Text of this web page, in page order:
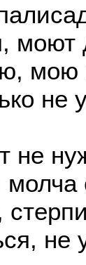
моют
мою
не
не
не